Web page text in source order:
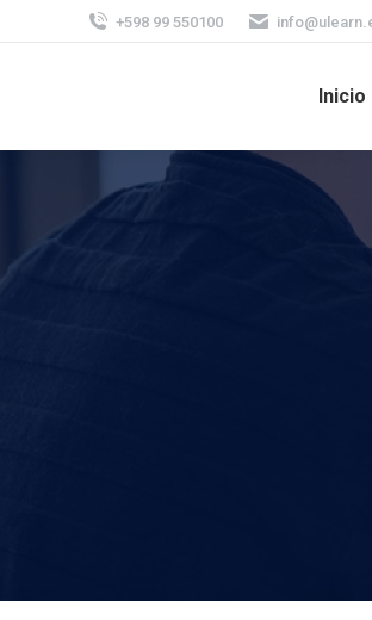
+598 99 550100
Inicio